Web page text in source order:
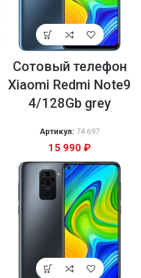
Сотовый телефон
Xiaomi Redmi Note9
4/128Gb grey
Артикул: 74 697
15 990 ₽